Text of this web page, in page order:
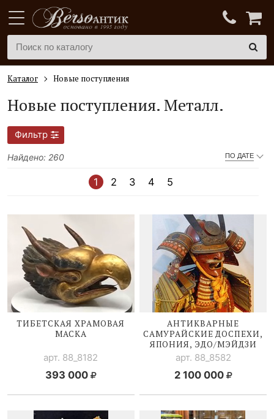
Каталог Новые поступления
Новые поступления. Металл.
Фильтр
ПО ДАТЕ
Найдено: 260
1 2 3 4 5
ТИБЕТСКАЯ ХРАМОВАЯ
МАСКА
арт. 88_8182
393 000
АНТИКВАРНЫЕ
САМУРАЙСКИЕ ДОСПЕХИ,
ЯПОНИЯ, ЭДО/МЭЙДЗИ
арт. 88_8582
2 100 000